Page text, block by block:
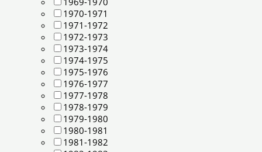
1970-1971
1971-1972
1972-1973
1973-1974
1974-1975
1975-1976
1976-1977
1977-1978
1978-1979
1979-1980
1980-1981
1981-1982